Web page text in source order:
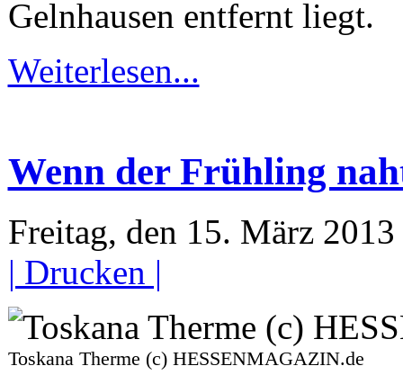
Gelnhausen entfernt liegt.
Weiterlesen...
Wenn der Frühling
Freitag, den 15. März
| Drucken |
Toskana Therme (c) HESSENMAGAZIN.de